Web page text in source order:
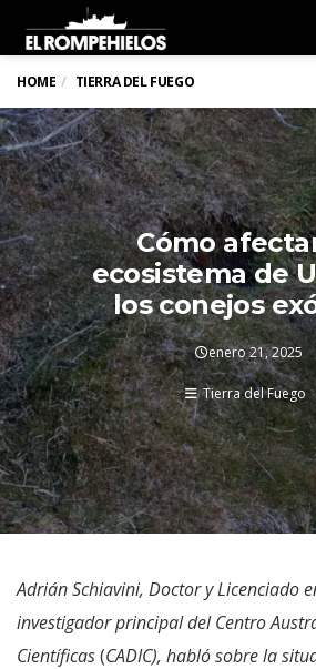
HOME TIERRA DEL FUEGO
Cómo
ecosistema de
los conejos
enero 21, 2025
Tierra del Fuego
Adrián Schiavini, Doctor y Licenciado
investigador principal del Centro
Científicas(CADIC), habló sobre la